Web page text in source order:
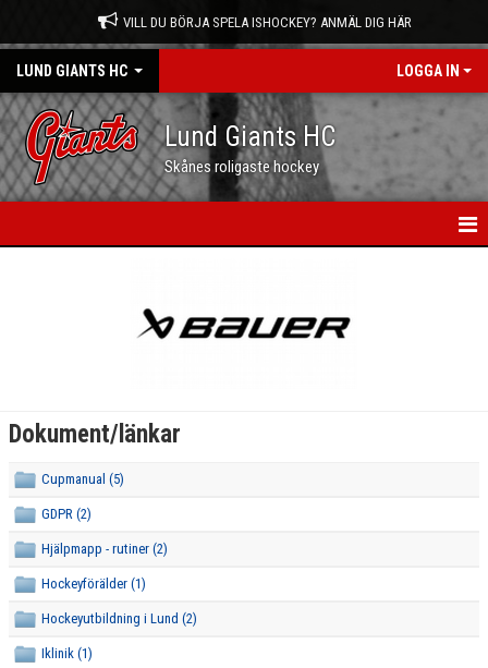
VILL DU BÖRJA SPELA ISHOCKEY? ANMÄL DIG HÄR
LUND GIANTS HC LOGGA IN
Lund Giants HC
Skånes roligaste hockey
SPONSORER
MEDLEMSKAP
LÄNKAR
Dokument/länkar
Cupmanual (5)
GDPR (2)
Hjälpmapp - rutiner (2)
Hockeyförälder (1)
Hockeyutbildning i Lund (2)
Iklinik (1)